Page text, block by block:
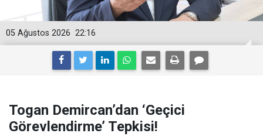
22:16
05 Ağustos 2026
Togan Demircan’dan ‘Geçici
Görevlendirme’ Tepkisi!